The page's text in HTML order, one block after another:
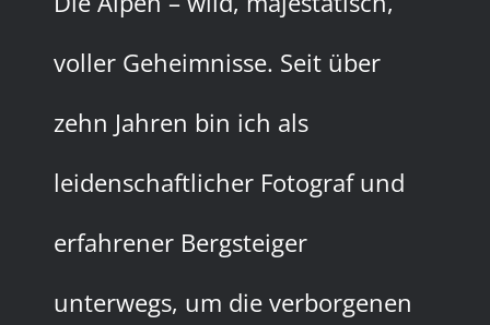
voller Geheimnisse. Seit über
zehn Jahren bin ich als
leidenschaftlicher Fotograf und
erfahrener Bergsteiger
unterwegs, um die verborgenen